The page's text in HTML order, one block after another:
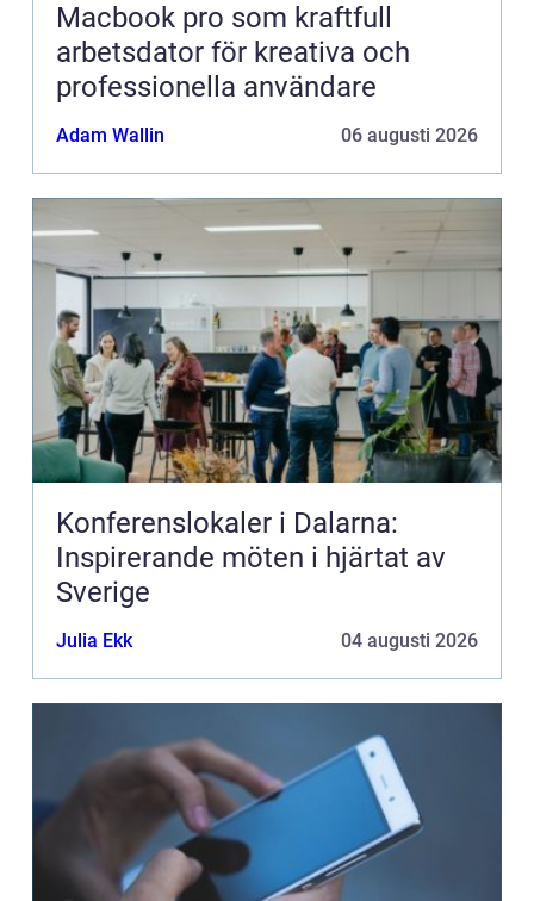
Macbook pro som kraftfull
arbetsdator för kreativa och
professionella användare
Adam Wallin 06 augusti 2026
Konferenslokaler i Dalarna:
Inspirerande möten i hjärtat av
Sverige
Julia Ekk 04 augusti 2026